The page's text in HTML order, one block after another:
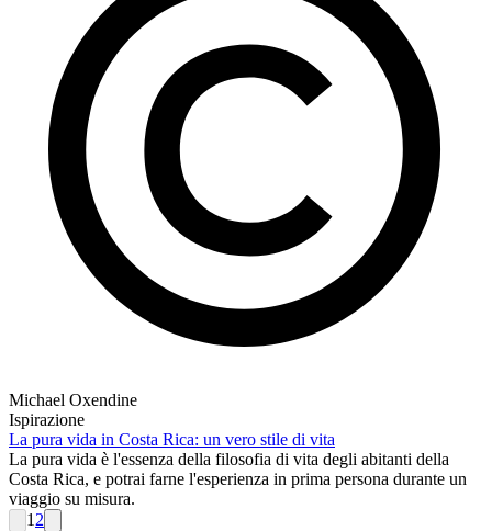
Michael Oxendine
Ispirazione
La pura vida in Costa Rica: un vero stile di vita
La pura vida è l'essenza della filosofia di vita degli abitanti della
Costa Rica, e potrai farne l'esperienza in prima persona durante un
viaggio su misura.
1 2